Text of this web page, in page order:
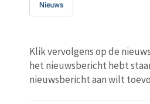
Klik vervolgens op de
het nieuwsbericht hebt
nieuwsbericht aan wilt